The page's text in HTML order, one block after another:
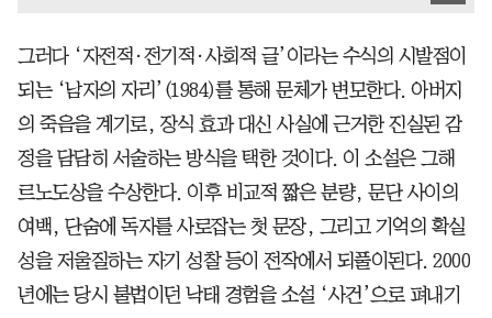
그러다 ‘자전적·전기적·사회적 글’이라는 수식의 시발점이
되는 ‘남자의 자리’(1984)를 통해 문체가 변모한다. 아버지
의 죽음을 계기로, 장식 효과 대신 사실에 근거한 진실된 감
정을 담담히 서술하는 방식을 택한 것이다. 이 소설은 그해
르노도상을 수상한다. 이후 비교적 짧은 분량, 문단 사이의
여백, 단숨에 독자를 사로잡는 첫 문장, 그리고 기억의 확실
성을 저울질하는 자기 성찰 등이 전작에서 되풀이된다. 2000
년에는 당시 불법이던 낙태 경험을 소설 ‘사건’으로 펴내기